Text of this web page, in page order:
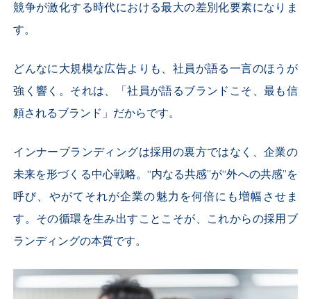
競争が激化する時代における最大の差別化要素になりま
す。
どんなに大規模な広告よりも、社員が語る一言のほうが
強く響く。それは、「社員が語るブランドこそ、最も信
頼されるブランド」だからです。
インナーブランディングは採用の裏方ではなく、企業の
未来を形づくる中心戦略。“内なる共感”が“外への共感”を
呼び、やがてそれが企業の魅力を何倍にも増幅させま
す。その循環を生み出すことこそが、これからの採用ブ
ランディングの本質です。